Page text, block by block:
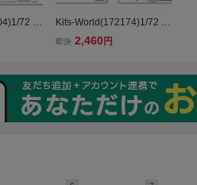
72 F-
Kits-World(172174)1/72 B-
17G 'Madam Shoo Sho
即決 2,460円